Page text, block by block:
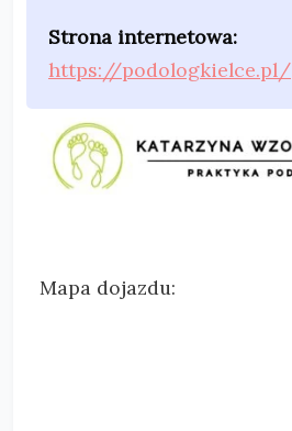
Strona internetowa:
https://podologkielce.pl/
Mapa dojazdu: